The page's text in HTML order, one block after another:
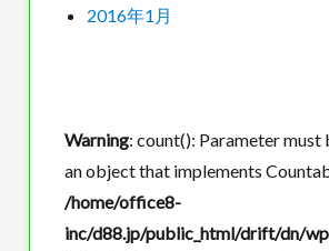
2016年1月
Warning: count(): Parameter must
an object that implements
/home/office8-
inc/d88.jp/public_html/drift/dn/